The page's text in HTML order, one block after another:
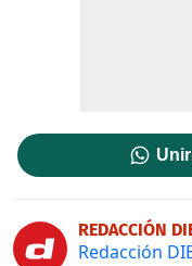
REDACCIÓN
Redacción